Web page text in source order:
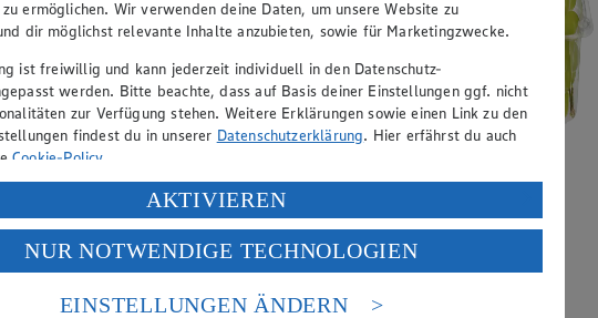
ermöglichen. Wir verwenden deine Daten, um unsere Website zu
dir möglichst relevante Inhalte anzubieten, sowie für Marketingzwecke.
ist freiwillig und kann jederzeit individuell in den Datenschutz-
werden. Bitte beachte, dass auf Basis deiner Einstellungen ggf. nicht
zur Verfügung stehen. Weitere Erklärungen sowie einen Link zu den
findest du in unserer Datenschutzerklärung. Hier erfährst du auch
Cookie-Policy.
personenbezogenen Daten in den USA durch Facebook und YouTube:
klickst, willigst du im Sinne des Art. 49 Abs. 1 Satz 1 lit. a) DSGVO
in den USA verarbeitet werden. Der EuGH sieht die USA als Land mit
Standards nicht angemessenen Datenschutzniveau an. Es besteht das
durch US-amerikanische Behörden.
AKTIVIEREN
NUR NOTWENDIGE TECHNOLOGIEN
EINSTELLUNGEN ÄNDERN